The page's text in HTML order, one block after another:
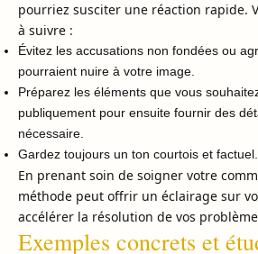
pourriez susciter une réaction rapide.
à suivre :
Évitez les accusations non fondées ou
pourraient nuire à votre image.
Préparez les éléments que vous
publiquement pour ensuite fournir des
nécessaire.
Gardez toujours un ton courtois et factuel.
En prenant soin de soigner votre
méthode peut offrir un éclairage sur
accélérer la résolution de vos
Exemples concrets et